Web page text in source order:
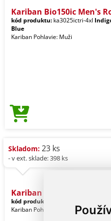
Kariban Bio150ic Men's
kód produktu: ka3025ictri-4xl
Blue
Kariban Pohlavie: Muži
Skladom: 23 ks
- v ext. sklade: 398 ks
Kariban Bio150ic Men's Ro
kód produktu:
Kariban Pohlavie: Muži